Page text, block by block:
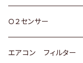
スバル
三菱
スバル
ダイハツ
マツダ
ダイハツ
三菱
ホンダ
スズキ
Ｏ２センサー
トヨタ
エアコン フィルター